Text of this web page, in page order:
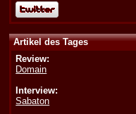
Artikel des Tages
Review:
Domain
Interview:
Sabaton